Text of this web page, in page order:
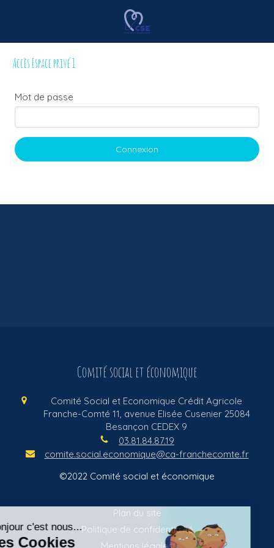
Accès Espace privé 1
Mot de passe
Connexion
Comité social et économique
Comité Social et Economique Crédit Agricole
Franche-Comté 11, avenue Elisée Cusenier 25084
Besançon CEDEX 9
03.81.84.87.19
comite.social.economique@ca-franchecomte.fr
©2022 Comité social et économique
Plan du site
Politique de confidentialité